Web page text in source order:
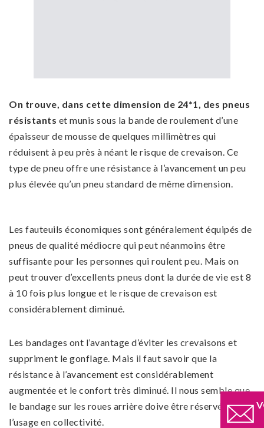
On trouve, dans cette dimension de 24*1, des pneus
résistants et munis sous la bande de roulement d’une
épaisseur de mousse de quelques millimètres qui
réduisent à peu près à néant le risque de crevaison. Ce
type de pneu offre une résistance à l’avancement un peu
plus élevée qu’un pneu standard de même dimension.
Les fauteuils économiques sont généralement équipés de
pneus de qualité médiocre qui peut néanmoins être
suffisante pour les personnes qui roulent peu. Mais on
peut trouver d’excellents pneus dont la durée de vie est 8
à 10 fois plus longue et le risque de crevaison est
considérablement diminué.
Les bandages ont l’avantage d’éviter les crevaisons et
suppriment le gonflage. Mais il faut savoir que la
résistance à l’avancement est considérablement
augmentée et le confort très diminué. Il nous semble que
le bandage sur les roues arrière doive être réservé à
l’usage en collectivité.